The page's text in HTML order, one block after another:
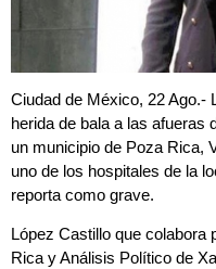
Ciudad de México, 22 Ago.-
herida de bala a las afueras
un municipio de Poza Rica,
uno de los hospitales de la
reporta como grave.
López Castillo que colabora
Rica y Análisis Político de